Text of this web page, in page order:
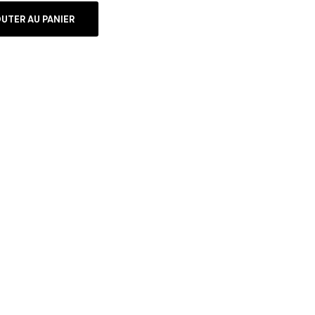
AU PANIER